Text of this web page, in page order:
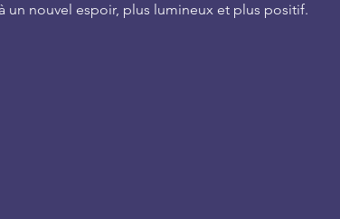
un nouvel espoir, plus lumineux et plus positif.